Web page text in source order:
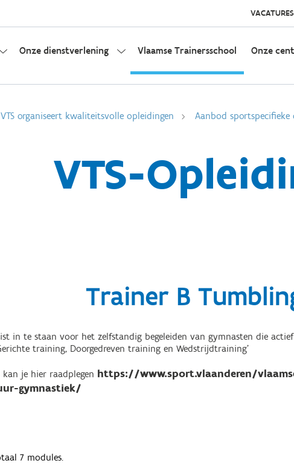
VACATURES
Onze dienstverlening Vlaamse Trainersschool Onze
VTS organiseert kwaliteitsvolle opleidingen Aanbod sportspecifieke
VTS-